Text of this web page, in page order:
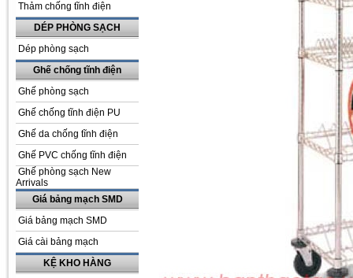
Thảm chống tĩnh điện
DÉP PHÒNG SẠCH
Dép phòng sạch
Ghế chống tĩnh điện
Ghế phòng sạch
Ghế chống tĩnh điện PU
Ghế da chống tĩnh điện
Ghế PVC chống tĩnh điện
Ghế phòng sạch New
Arrivals
Giá bảng mạch SMD
Giá bảng mạch SMD
Giá cài bảng mạch
KỆ KHO HÀNG